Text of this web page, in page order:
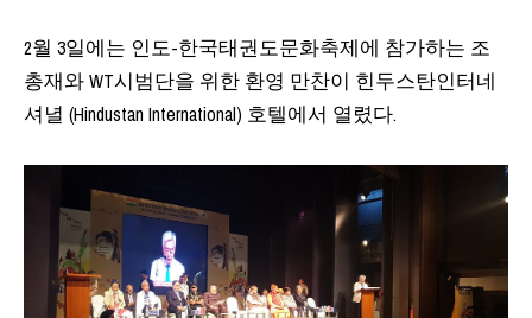
2월 3일에는 인도-한국태권도문화축제에 참가하는 조
총재와 WT시범단을 위한 환영 만찬이 힌두스탄인터네
셔녈 (Hindustan International) 호텔에서 열렸다.